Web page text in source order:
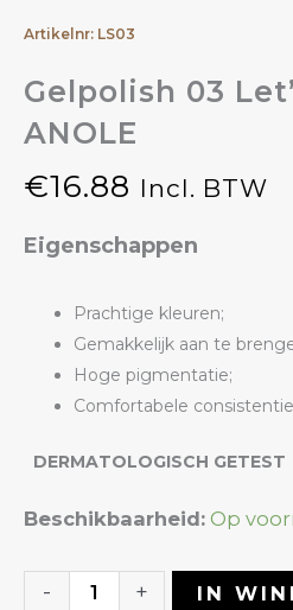
Artikelnr: LS03
Gelpolish 03
ANOLE
€16.88 Incl. BTW
Eigenschappen
Prachtige kleuren;
Gemakkelijk aan te
Hoge pigmentatie;
Comfortabele
DERMATOLOGISCH GETEST
Beschikbaarheid: Op
-
Gelpolish
Let's
+ IN